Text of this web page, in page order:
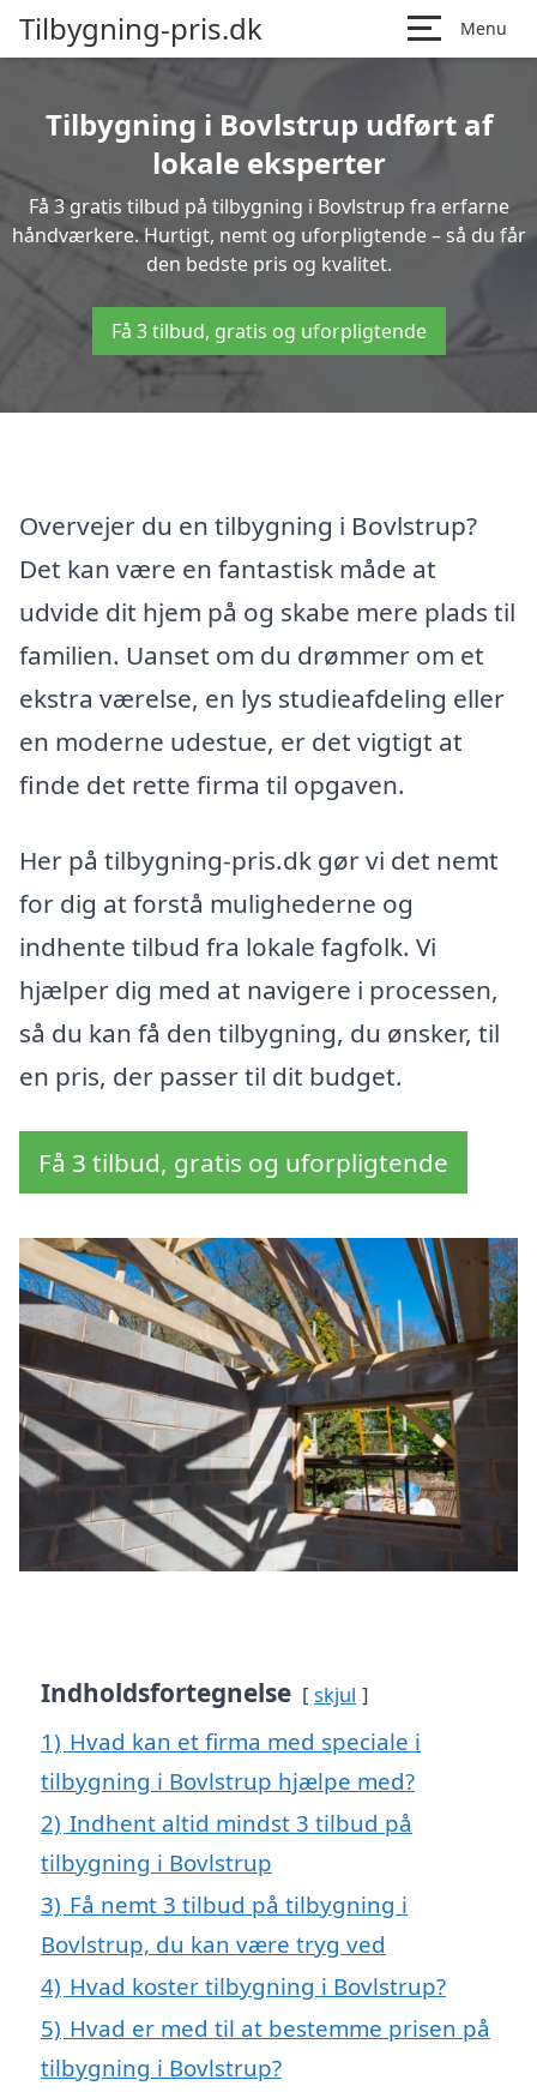
Tilbygning-pris.dk Menu
Tilbygning i Bovlstrup udført af
lokale eksperter
Få 3 gratis tilbud på tilbygning i Bovlstrup fra erfarne
håndværkere. Hurtigt, nemt og uforpligtende – så du får
den bedste pris og kvalitet.
Få 3 tilbud, gratis og uforpligtende
Overvejer du en tilbygning i Bovlstrup?
Det kan være en fantastisk måde at
udvide dit hjem på og skabe mere plads til
familien. Uanset om du drømmer om et
ekstra værelse, en lys studieafdeling eller
en moderne udestue, er det vigtigt at
finde det rette firma til opgaven.
Her på tilbygning-pris.dk gør vi det nemt
for dig at forstå mulighederne og
indhente tilbud fra lokale fagfolk. Vi
hjælper dig med at navigere i processen,
så du kan få den tilbygning, du ønsker, til
en pris, der passer til dit budget.
Få 3 tilbud, gratis og uforpligtende
Indholdsfortegnelse skjul
1) Hvad kan et firma med speciale i
tilbygning i Bovlstrup hjælpe med?
2) Indhent altid mindst 3 tilbud på
tilbygning i Bovlstrup
3) Få nemt 3 tilbud på tilbygning i
Bovlstrup, du kan være tryg ved
4) Hvad koster tilbygning i Bovlstrup?
5) Hvad er med til at bestemme prisen på
tilbygning i Bovlstrup?